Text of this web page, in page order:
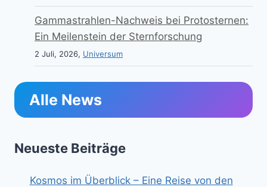
Gammastrahlen-Nachweis bei Protosternen:
Ein Meilenstein der Sternforschung
2 Juli, 2026, Universum
Alle News
Neueste Beiträge
Kosmos im Überblick – Eine Reise von den